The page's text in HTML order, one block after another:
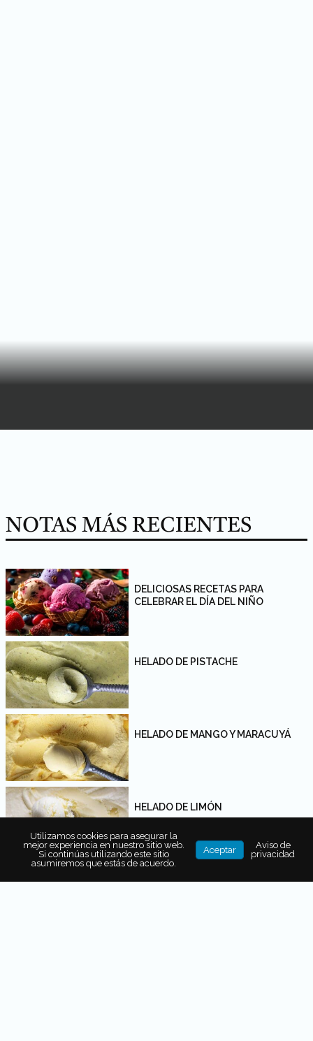
NOTAS MÁS RECIENTES
DELICIOSAS RECETAS PARA
CELEBRAR EL DÍA DEL NIÑO
HELADO DE PISTACHE
HELADO DE MANGO Y MARACUYÁ
HELADO DE LIMÓN
HELADO DE COCO Y FRAMBUESA
Utilizamos cookies para asegurar la
mejor experiencia en nuestro sitio web.
Si continúas utilizando este sitio
asumiremos que estás de acuerdo.
Aceptar
Aviso de
privacidad